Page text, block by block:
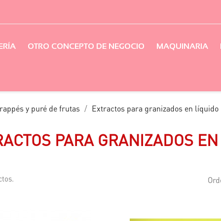
OTRO CONCEPTO DE NEGOCIO MAQUINARIA
y puré de frutas Extractos para granizados en líquido
PARA GRANIZADOS